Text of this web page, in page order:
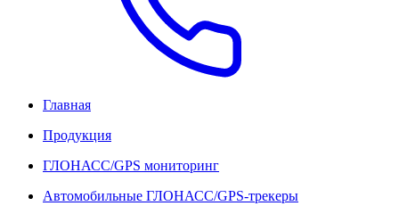
Главная
Продукция
ГЛОНАСС/GPS мониторинг
Автомобильные ГЛОНАСС/GPS-трекеры